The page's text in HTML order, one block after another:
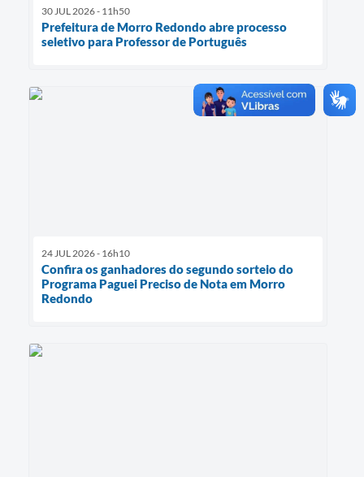
30 JUL 2026 - 11h50
Prefeitura de Morro Redondo abre processo
seletivo para Professor de Português
24 JUL 2026 - 16h10
Confira os ganhadores do segundo sorteio do
Programa Paguei Preciso de Nota em Morro
Redondo